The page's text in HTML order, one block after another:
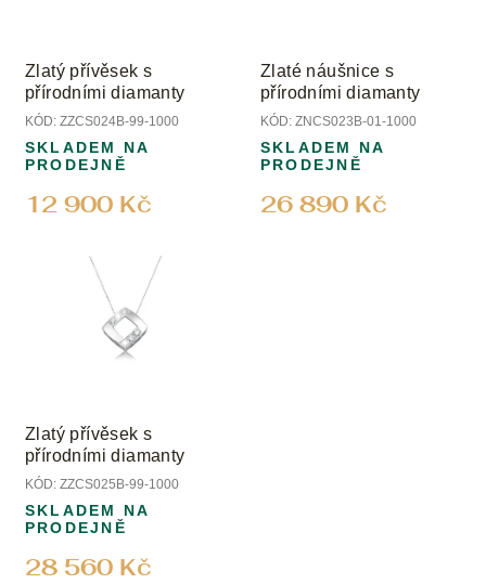
Zlatý přívěsek s
přírodními diamanty
KÓD: ZZCS024B-99-1000
12 900 Kč
SKLADEM NA
PRODEJNĚ
Zlaté náušnice s
přírodními diamanty
KÓD: ZNCS023B-01-1000
26 890 Kč
SKLADEM NA
PRODEJNĚ
Zlatý přívěsek s
přírodními diamanty
KÓD: ZZCS025B-99-1000
28 560 Kč
SKLADEM NA
PRODEJNĚ